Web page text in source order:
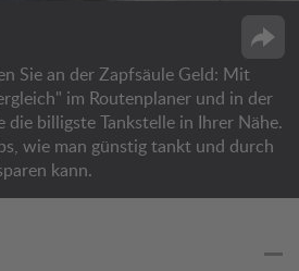
Sie an der Zapfsäule Geld: Mit
im Routenplaner und in der
die billigste Tankstelle in Ihrer Nähe.
wie man günstig tankt und durch
kann.